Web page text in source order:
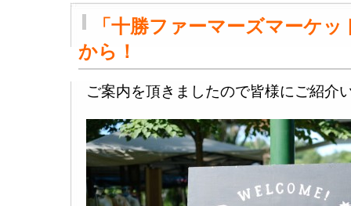
「十勝ファーマーズマーケッ
から！
ご案内を頂きましたので皆様にご紹介